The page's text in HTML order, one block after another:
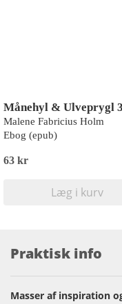
Månehyl & Ulveprygl 3
Malene Fabricius Holm
Ebog (epub)
63 kr
Læg i kurv
Praktisk info
Masser af inspiration